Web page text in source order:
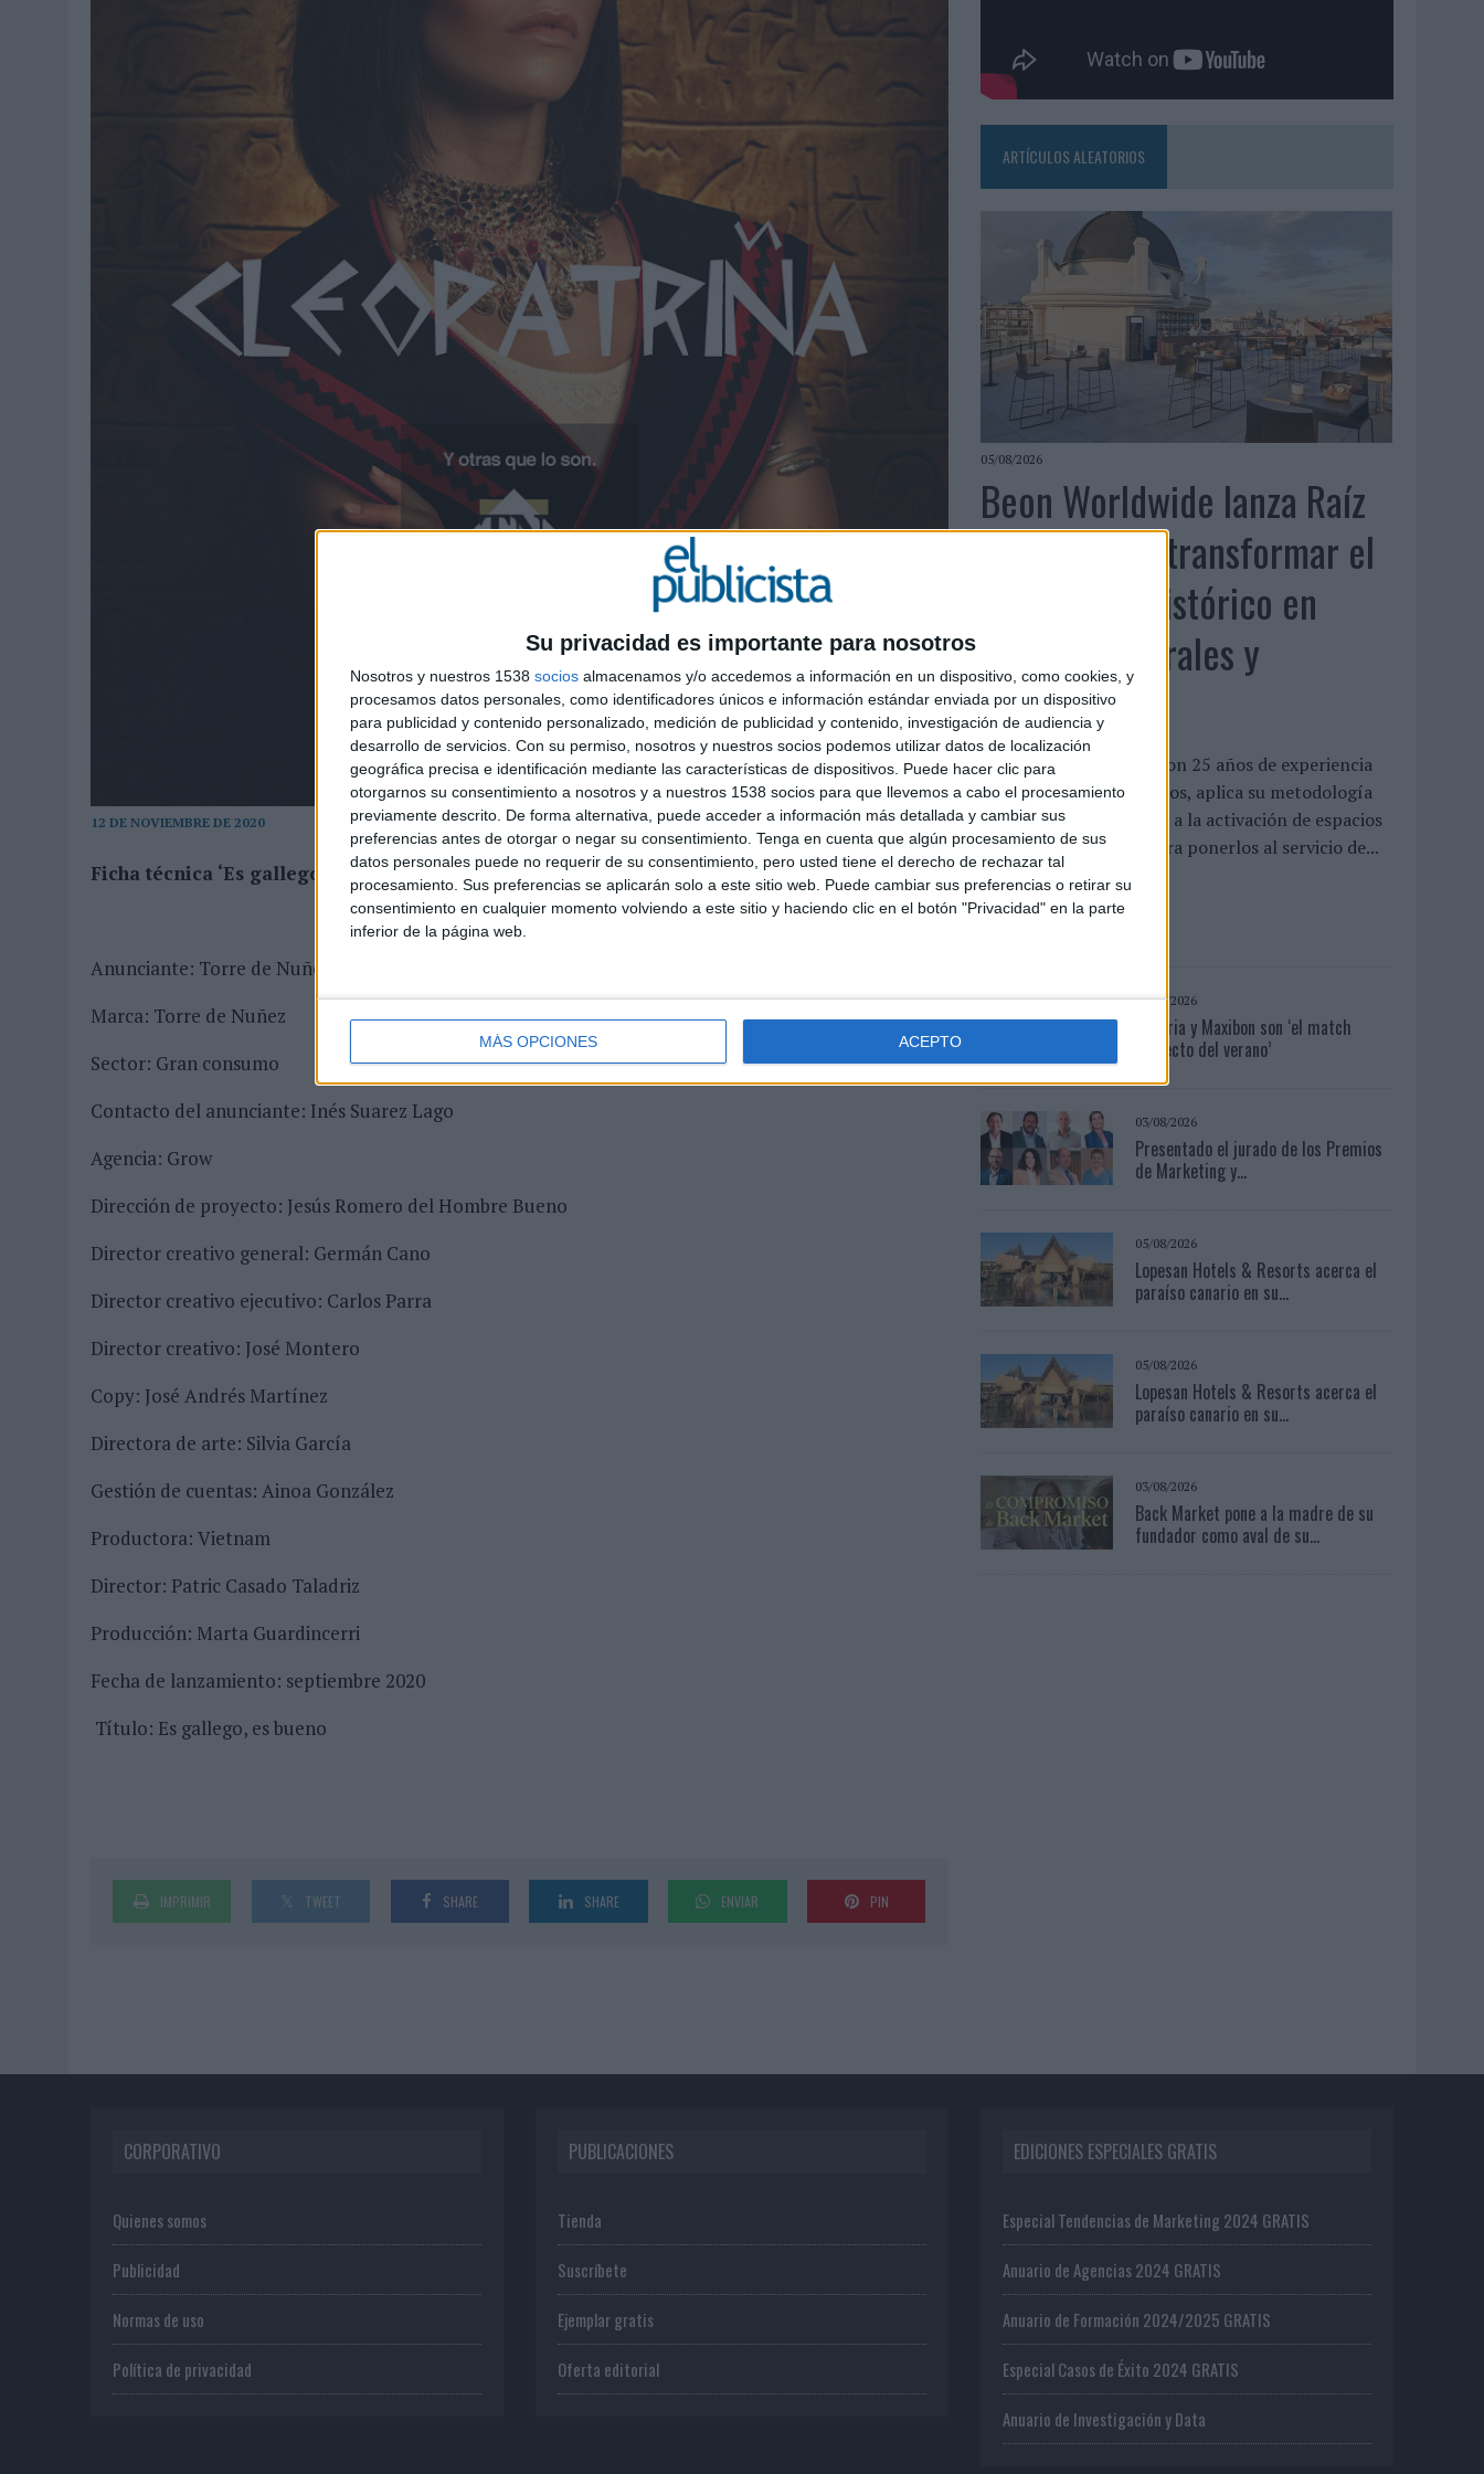
Su privacidad es importante para nosotros
Nosotros y nuestros 1538 socios almacenamos y/o accedemos a información en un dispositivo, como cookies, y
procesamos datos personales, como identificadores únicos e información estándar enviada por un dispositivo
para publicidad y contenido personalizado, medición de publicidad y contenido, investigación de audiencia y
desarrollo de servicios. Con su permiso, nosotros y nuestros socios podemos utilizar datos de localización
geográfica precisa e identificación mediante las características de dispositivos. Puede hacer clic para
otorgarnos su consentimiento a nosotros y a nuestros 1538 socios para que llevemos a cabo el procesamiento
previamente descrito. De forma alternativa, puede acceder a información más detallada y cambiar sus
preferencias antes de otorgar o negar su consentimiento. Tenga en cuenta que algún procesamiento de sus
datos personales puede no requerir de su consentimiento, pero usted tiene el derecho de rechazar tal
procesamiento. Sus preferencias se aplicarán solo a este sitio web. Puede cambiar sus preferencias o retirar su
consentimiento en cualquier momento volviendo a este sitio y haciendo clic en el botón "Privacidad" en la parte
inferior de la página web.
MÁS OPCIONES ACEPTO
MOVISTAR APELA A LA ILUSIÓN DE LAS AFICIONES PARA EL REGRESO DEL FÚTBOL
12 DE NOVIEMBRE DE 2020
Ficha técnica ‘Es gallego, es bueno’
Anunciante: Torre de Nuñez
Marca: Torre de Nuñez
Sector: Gran consumo
Contacto del anunciante: Inés Suarez Lago
Agencia: Grow
Dirección de proyecto: Jesús Romero del Hombre Bueno
Director creativo general: Germán Cano
Director creativo ejecutivo: Carlos Parra
Director creativo: José Montero
Copy: José Andrés Martínez
Directora de arte: Silvia García
Gestión de cuentas: Ainoa González
Productora: Vietnam
Director: Patric Casado Taladriz
Producción: Marta Guardincerri
Fecha de lanzamiento: septiembre 2020
Título: Es gallego, es bueno
IMPRIMIR TWEET SHARE SHARE ENVIAR PIN
ARTÍCULOS ALEATORIOS
05/08/2026
Beon Worldwide lanza Raíz
Urbana para transformar el
patrimonio histórico en
activos culturales y
económicos
La empresa española, con 25 años de experiencia
en producción de eventos, aplica su metodología
de producción in-house a la activación de espacios
históricos en desuso para ponerlos al servicio de...
LEER MÁS
04/08/2026
Babaria y Maxibon son ‘el match
perfecto del verano’
03/08/2026
Presentado el jurado de los Premios
de Marketing y...
05/08/2026
Lopesan Hotels & Resorts acerca el
paraíso canario en su...
05/08/2026
Lopesan Hotels & Resorts acerca el
paraíso canario en su...
03/08/2026
Back Market pone a la madre de su
fundador como aval de su...
CORPORATIVO
Quienes somos
Publicidad
Normas de uso
Política de privacidad
PUBLICACIONES
Tienda
Suscríbete
Ejemplar gratis
Oferta editorial
EDICIONES ESPECIALES GRATIS
Especial Tendencias de Marketing 2024 GRATIS
Anuario de Agencias 2024 GRATIS
Anuario de Formación 2024/2025 GRATIS
Especial Casos de Éxito 2024 GRATIS
Anuario de Investigación y Data